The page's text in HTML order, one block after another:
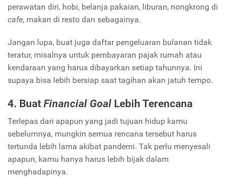
perawatan diri, hobi, belanja pakaian, liburan, nongkrong di
cafe, makan di resto dan sebagainya.
Jangan lupa, buat juga daftar pengeluaran bulanan tidak
teratur, misalnya untuk pembayaran pajak rumah atau
kendaraan yang harus dibayarkan setiap tahunnya. Ini
supaya bisa lebih bersiap saat tagihan akan jatuh tempo.
4. Buat Financial Goal Lebih Terencana
Terlepas dari apapun yang jadi tujuan hidup kamu
sebelumnya, mungkin semua rencana tersebut harus
tertunda lebih lama akibat pandemi. Tak perlu menyesali
apapun, kamu hanya harus lebih bijak dalam
menghadapinya.